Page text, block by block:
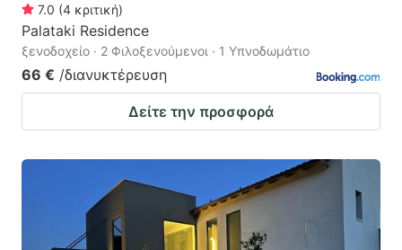
7.0 (4 κριτική)
Palataki Residence
ξενοδοχείο · 2 Φιλοξενούμενοι · 1 Υπνοδωμάτιο
66 € /διανυκτέρευση
Δείτε την προσφορά